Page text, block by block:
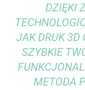
DZIĘKI
JAK DRUK 3D
SZYBKIE
METODA